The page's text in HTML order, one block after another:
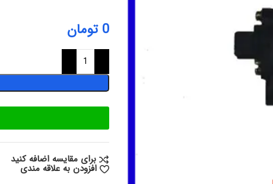
0 تومان
برای مقایسه اضافه کنید
افزودن به علاقه مندی